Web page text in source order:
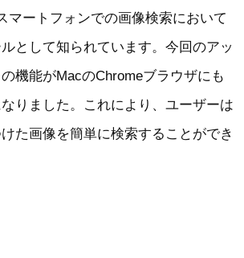
マートフォンでの画像検索において
として知られています。今回のアッ
機能がMacのChromeブラウザにも
りました。これにより、ユーザーは
た画像を簡単に検索することができ